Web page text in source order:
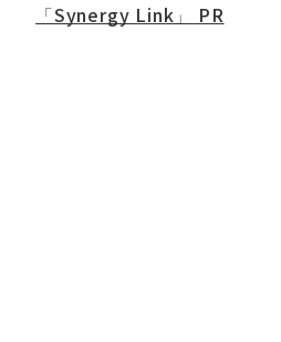
「Synergy Link」
PR